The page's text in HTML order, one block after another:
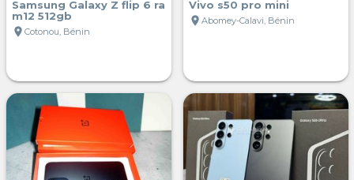
Samsung Galaxy Z flip 6 ra
m12 512gb
location_on Cotonou, Bénin
Vivo s50 pro mini
location_on Abomey-Calavi, Bénin